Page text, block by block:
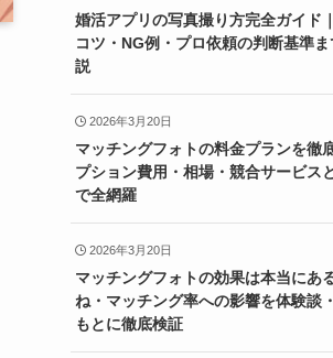
婚活アプリの写真撮り方完全ガイド
コツ・NG例・プロ依頼の判断基準
説
2026年3月20日
マッチングフォトの料金プランを徹
プション費用・相場・競合サービス
で全網羅
2026年3月20日
マッチングフォトの効果は本当にあ
ね・マッチング率への影響を体験談
もとに徹底検証